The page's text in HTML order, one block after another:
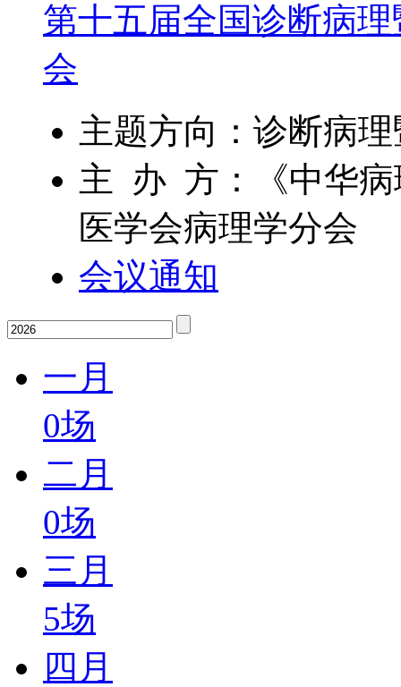
第十五届全国诊断病
会
主题方向：诊断病
主 办 方：《中华病
医学会病理学分会
会议通知
一月
0场
二月
0场
三月
5场
四月